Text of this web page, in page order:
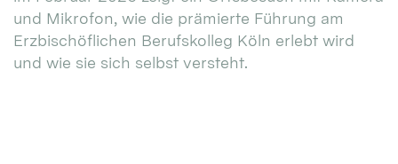
und Mikrofon, wie die prämierte Führung am
Erzbischöflichen Berufskolleg Köln erlebt wird
und wie sie sich selbst versteht.